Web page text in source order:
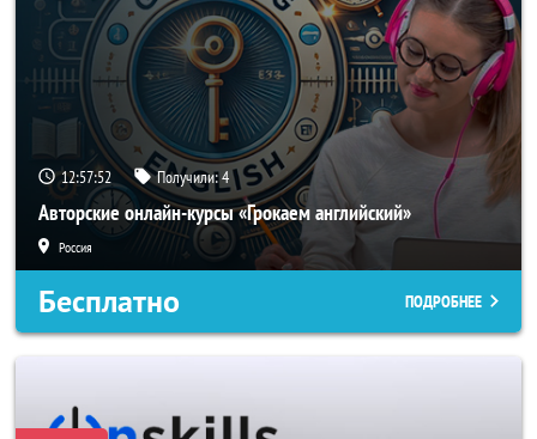
12:57:51 Получили:4
Авторские онлайн-курсы «Грокаем английский»
Россия
Бесплатно ПОДРОБНЕЕ